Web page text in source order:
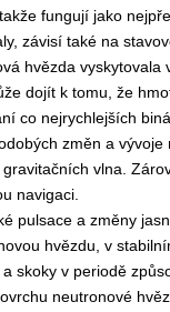
fungují jako
závisí také na
hvězda
dojít k tomu, že
co nejrychlejších
změn a
vlna.
navigaci.
pulsace a změny
hvězdu, v
skoky v periodě
neutronové